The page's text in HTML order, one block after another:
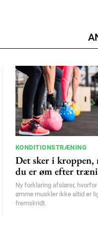
KONDITIONSTRÆNING
Det sker i kroppen,
du er øm efter
Ny forklaring afslører, hvorfor
ømme muskler ikke altid er
fremskridt.